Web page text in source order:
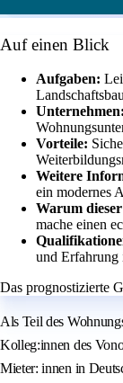
Auf einen Blick
Aufgaben:
Unternehmen:
Vorteile:
Weitere
ein modernes
Warum
mache einen
und Erfahrung
Das prognostizierte
Als Teil des
Kolleg:innen des
Mieter: innen in